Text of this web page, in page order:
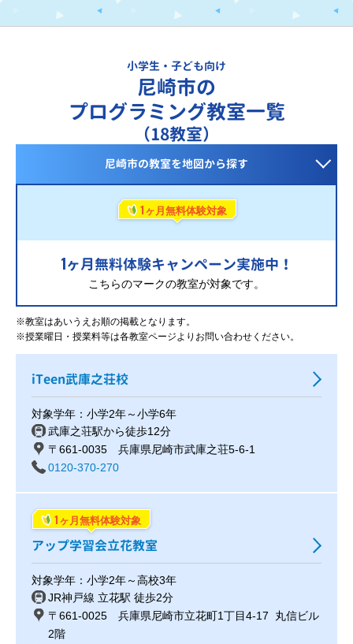
小学生・子ども向け
尼崎市の
プログラミング教室一覧
（18教室）
尼崎市の教室を地図から探す
1 ヶ月無料体験対象
1ヶ月無料体験キャンペーン実施中！
こちらのマークの教室が対象です。
※教室はあいうえお順の掲載となります。
※授業曜日・授業料等は各教室ページよりお問い合わせください。
iTeen武庫之荘校
対象学年：小学2年～小学6年
武庫之荘駅から徒歩12分
〒661-0035 兵庫県尼崎市武庫之荘5-6-1
0120-370-270
1 ヶ月無料体験対象
アップ学習会立花教室
対象学年：小学2年～高校3年
JR神戸線 立花駅 徒歩2分
〒661-0025 兵庫県尼崎市立花町1丁目4-17 丸信ビル
2階